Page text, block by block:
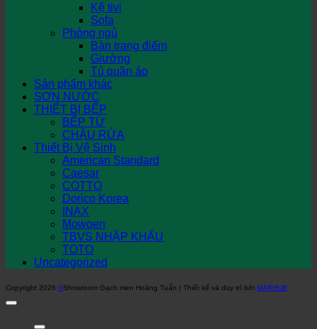
Kệ tivi
Sofa
Phòng ngủ
Bàn trang điểm
Giường
Tủ quần áo
Sản phẩm khác
SƠN NƯỚC
THIẾT BỊ BẾP
BẾP TỪ
CHẬU RỬA
Thiết Bị Vệ Sinh
American Standard
Caesar
COTTO
Dorico Korea
INAX
Mowoen
TBVS NHẬP KHẨU
TOTO
Uncategorized
Copyright 2026 ©Showroom Gạch men Hoàng Tuấn | Thiết kế và duy trì bởi MARHUB